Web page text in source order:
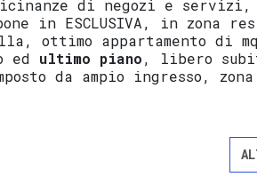
di negozi e servizi,
in ESCLUSIVA, in zona
ottimo appartamento di
ed ultimo piano, libero
da ampio ingresso,